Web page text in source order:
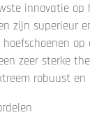
innovatie op
zijn superieur
op
zeer sterke
robuust